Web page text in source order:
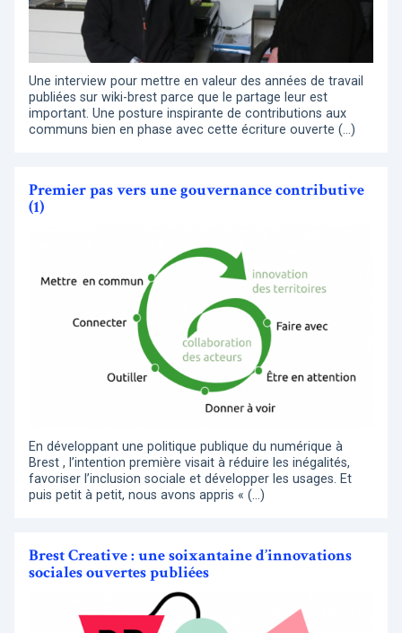
Une interview pour mettre en valeur des années de travail
publiées sur wiki-brest parce que le partage leur est
important. Une posture inspirante de contributions aux
communs bien en phase avec cette écriture ouverte (…)
Premier pas vers une gouvernance contributive
(1)
En développant une politique publique du numérique à
Brest , l’intention première visait à réduire les inégalités,
favoriser l’inclusion sociale et développer les usages. Et
puis petit à petit, nous avons appris « (…)
Brest Creative : une soixantaine d’innovations
sociales ouvertes publiées